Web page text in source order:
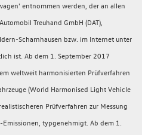
entnommen werden, der an allen
Treuhand GmbH (DAT),
Scharnhausen bzw. im Internet unter
ist. Ab dem 1. September 2017
weltweit harmonisierten Prüfverfahren
(World Harmonised Light Vehicle
Prüfverfahren zur Messung
typgenehmigt. Ab dem 1.